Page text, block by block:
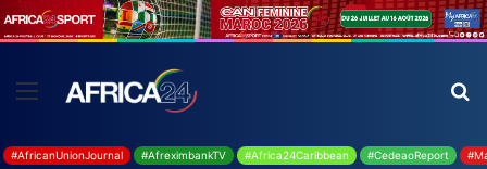
#AfricanUnionJournal #AfreximbankTV #Africa24Caribbean #CedeaoReport